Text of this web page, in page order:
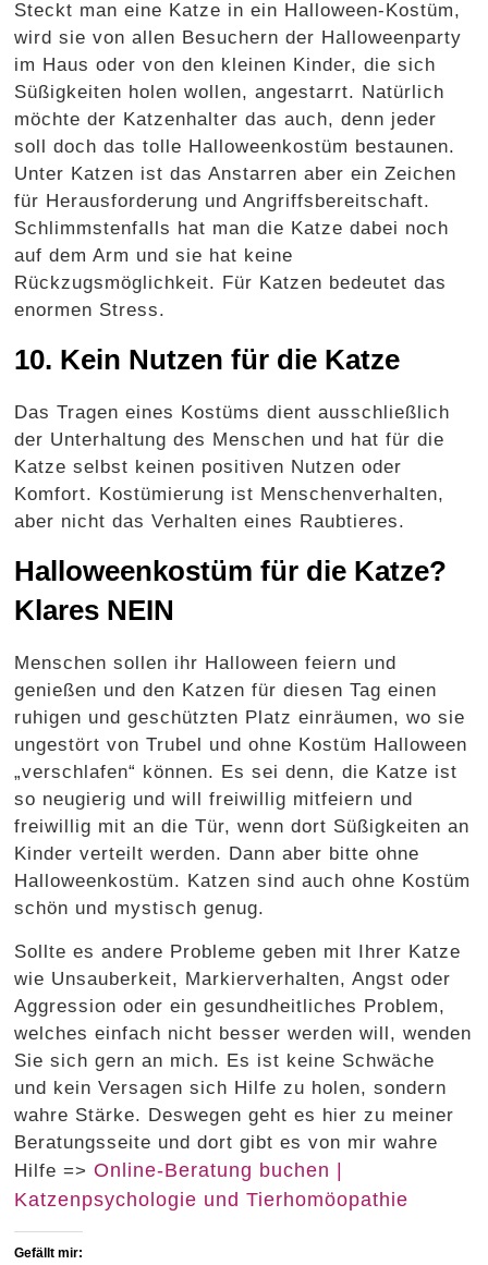
Steckt man eine Katze in ein Halloween-Kostüm,
wird sie von allen Besuchern der Halloweenparty
im Haus oder von den kleinen Kinder, die sich
Süßigkeiten holen wollen, angestarrt. Natürlich
möchte der Katzenhalter das auch, denn jeder
soll doch das tolle Halloweenkostüm bestaunen.
Unter Katzen ist das Anstarren aber ein Zeichen
für Herausforderung und Angriffsbereitschaft.
Schlimmstenfalls hat man die Katze dabei noch
auf dem Arm und sie hat keine
Rückzugsmöglichkeit. Für Katzen bedeutet das
enormen Stress.
10. Kein Nutzen für die Katze
Das Tragen eines Kostüms dient ausschließlich
der Unterhaltung des Menschen und hat für die
Katze selbst keinen positiven Nutzen oder
Komfort. Kostümierung ist Menschenverhalten,
aber nicht das Verhalten eines Raubtieres.
Halloweenkostüm für die Katze?
Klares NEIN
Menschen sollen ihr Halloween feiern und
genießen und den Katzen für diesen Tag einen
ruhigen und geschützten Platz einräumen, wo sie
ungestört von Trubel und ohne Kostüm Halloween
„verschlafen“ können. Es sei denn, die Katze ist
so neugierig und will freiwillig mitfeiern und
freiwillig mit an die Tür, wenn dort Süßigkeiten an
Kinder verteilt werden. Dann aber bitte ohne
Halloweenkostüm. Katzen sind auch ohne Kostüm
schön und mystisch genug.
Sollte es andere Probleme geben mit Ihrer Katze
wie Unsauberkeit, Markierverhalten, Angst oder
Aggression oder ein gesundheitliches Problem,
welches einfach nicht besser werden will, wenden
Sie sich gern an mich. Es ist keine Schwäche
und kein Versagen sich Hilfe zu holen, sondern
wahre Stärke. Deswegen geht es hier zu meiner
Beratungsseite und dort gibt es von mir wahre
Hilfe =>Online-Beratung buchen |
Katzenpsychologie und Tierhomöopathie
Gefällt mir: